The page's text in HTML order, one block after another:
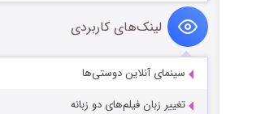
لینک‌های کاربردی
سینمای آنلاین دوستی‌ها
تغییر زبان فیلم‌های دو زبانه